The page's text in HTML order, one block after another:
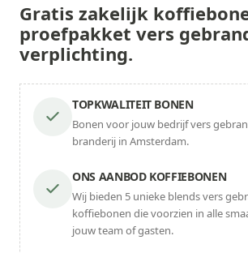
Gratis zakelijk
proefpakket vers
verplichting.
TOPKWALITEIT BONEN
Bonen voor jouw bedrijf vers
branderij in Amsterdam.
ONS AANBOD KOFFIEBONEN
Wij bieden 5 unieke blends vers
koffiebonen die voorzien in alle
jouw team of gasten.